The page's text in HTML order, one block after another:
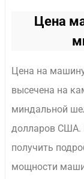
Цена
Цена на
высечена на
миндальной
долларов США.
получить
мощности